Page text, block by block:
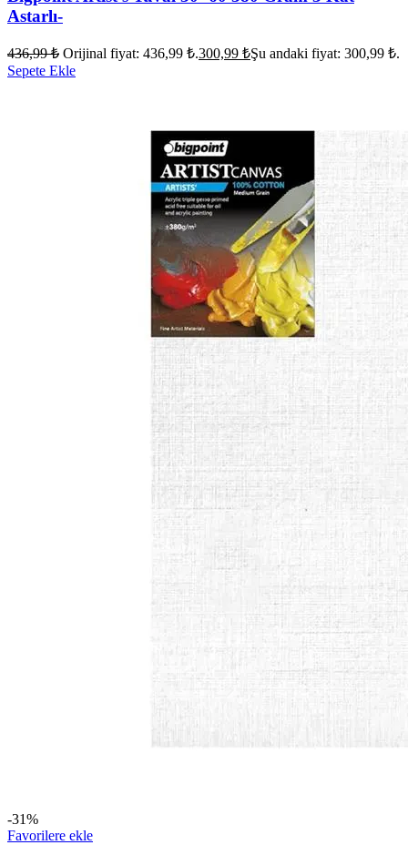
Astarlı-
436,99₺ Orijinal fiyat: 436,99 ₺.300,99 ₺Şu andaki fiyat: 300,99 ₺.
Sepete Ekle
-31%
Favorilere ekle